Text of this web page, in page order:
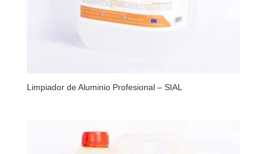
Limpiador de Aluminio Profesional – SIAL